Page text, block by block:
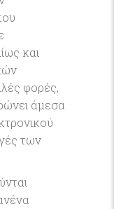
και
φορές,
άμεσα
των